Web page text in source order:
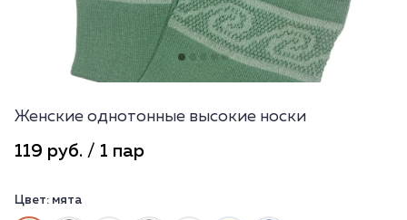
Женские однотонные высокие носки
119 руб. / 1 пар
Цвет: мята